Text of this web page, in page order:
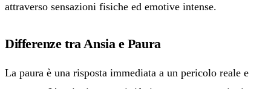
attraverso sensazioni fisiche ed emotive intense.
Differenze tra Ansia e Paura
La paura è una risposta immediata a un pericolo reale e